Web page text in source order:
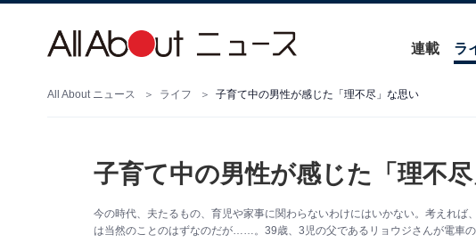
連載 ラ
All About ニュース ライフ 子育て中の男性が感じた「理不尽」な思い
子育て中の男性が感じた「理不
今の時代、夫たるもの、育児や家事に関わらないわけにはいかない。考えれ
は当然のことのはずなのだが……。39歳、3児の父であるリョウジさんが電車の